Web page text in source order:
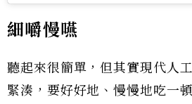
細嚼慢嚥
聽起來很簡單，但其實現代人
緊湊，要好好地、慢慢地吃一